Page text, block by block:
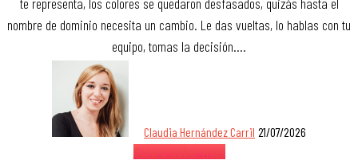
nombre de dominio necesita un cambio. Le das vueltas, lo hablas con tu
equipo, tomas la decisión.…
Claudia Hernández Carril 21/07/2026
Quiero saber más